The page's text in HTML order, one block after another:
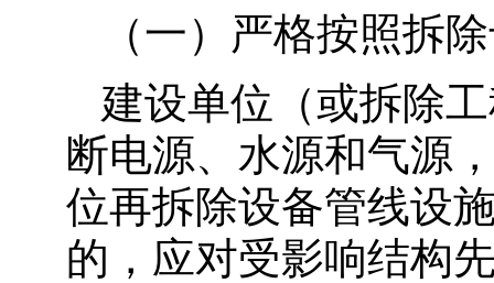
（一）严格按照拆
建设单位（或拆除
断电源、水源和气源
位再拆除设备管线设
的，应对受影响结构